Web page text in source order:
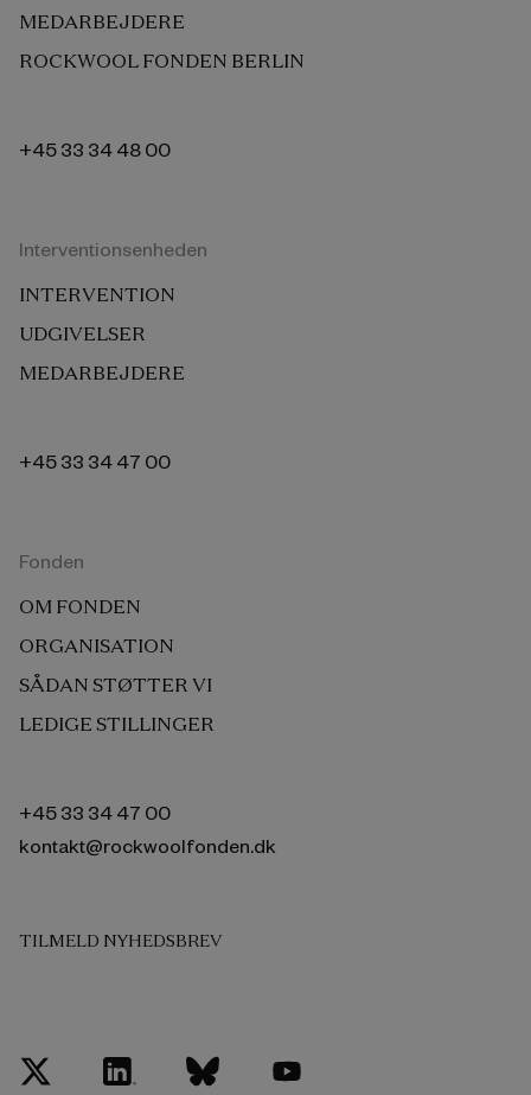
MEDARBEJDERE
ROCKWOOL FONDEN BERLIN
+45 33 34 48 00
Interventionsenheden
INTERVENTION
UDGIVELSER
MEDARBEJDERE
+45 33 34 47 00
Fonden
OM FONDEN
ORGANISATION
SÅDAN STØTTER VI
LEDIGE STILLINGER
+45 33 34 47 00
kontakt@rockwoolfonden.dk
TILMELD NYHEDSBREV